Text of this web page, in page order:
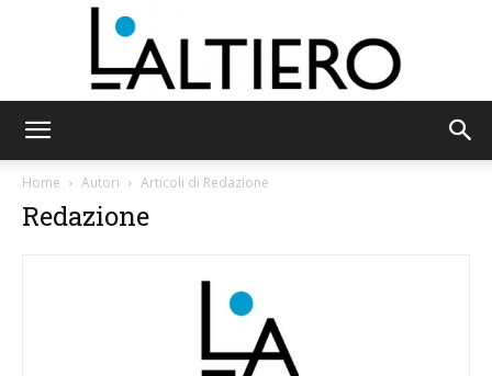
Home
Autori Articoli di Redazione
Redazione